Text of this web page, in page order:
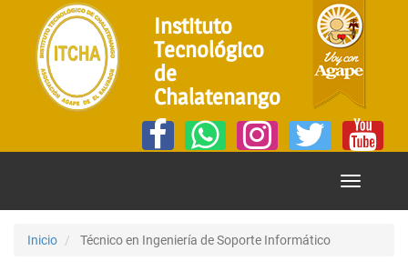
Instituto
Tecnológico
de
Chalatenango
Mostrar
Inicio Técnico en Ingeniería de Soporte Informático